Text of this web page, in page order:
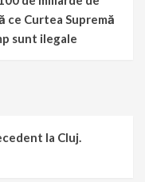
ce Curtea Supremă
sunt ilegale
la Cluj.